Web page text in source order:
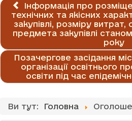
Інформація про
технічних та якісних
закупівлі, розміру витрат,
предмета закупівлі
року
Позачергове засідання
організації освітнього
освіти під час
Ви тут: Головна